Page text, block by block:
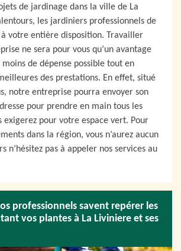
de jardinage dans la ville de La
les jardiniers professionnels de
à votre entière disposition. Travailler
ne sera pour vous qu’un avantage
de dépense possible tout en
des prestations. En effet, situé
notre entreprise pourra envoyer son
pour prendre en main tous les
exigerez pour votre espace vert. Pour
dans la région, vous n’aurez aucun
n’hésitez pas à appeler nos services au
professionnels savent repérer les
vos plantes à La Liviniere et ses